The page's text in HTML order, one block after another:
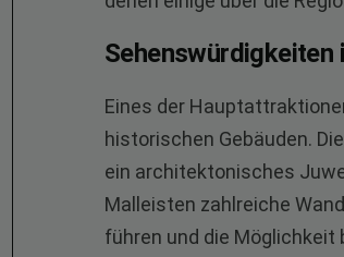
Sehenswürdigkeiten
Eines der
historischen Gebäuden.
ein architektonisches
Malleisten zahlreiche
führen und die Möglichkeit